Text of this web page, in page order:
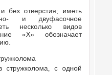
без отверстия; иметь
и двуфасочное
несколько видов
«X» обозначает
стружколома, с одной